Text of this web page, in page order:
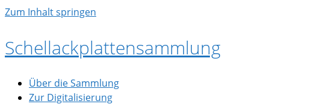
Zum Inhalt springen
Schellackplattensammlung
Über die Sammlung
Zur Digitalisierung